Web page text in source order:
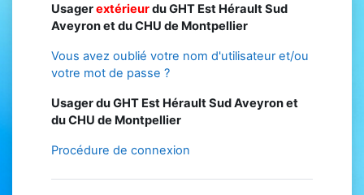
Usagerextérieurdu GHT Est Hérault Sud
Aveyron et du CHU de Montpellier
Vous avez oublié votre nom d'utilisateur et/ou
votre mot de passe ?
Usager du GHT Est Hérault Sud Aveyron et
du CHU de Montpellier
Procédure de connexion